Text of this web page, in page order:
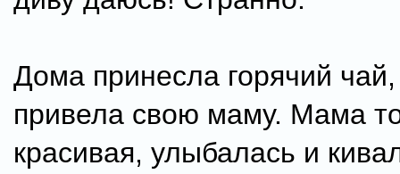
Дома принесла горячий
привела свою маму. Мама
красивая, улыбалась и